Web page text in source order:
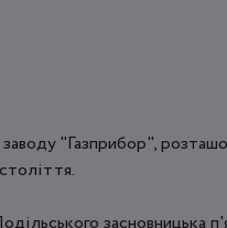
"Газприбор",
засновницька